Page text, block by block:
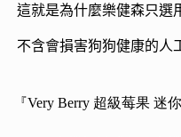
這就是為什麼樂健森只選
不含會損害狗狗健康的人
『Very Berry 超級莓果 迷